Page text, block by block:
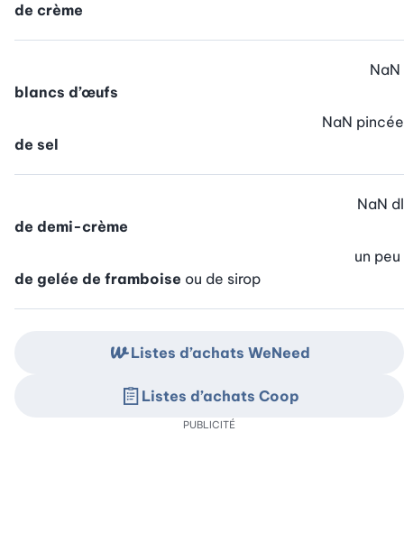
de crème
blancs d’œufs
NaN
de sel
NaN pincée
de demi-crème
NaN dl
de gelée de framboise ou de sirop
un peu
Listes d’achats WeNeed
Listes d’achats Coop
PUBLICITÉ